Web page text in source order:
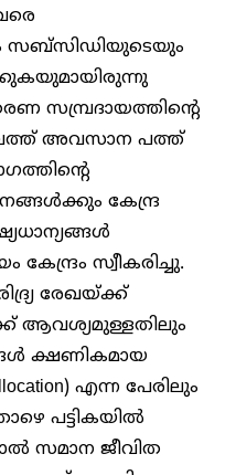
സബ്സിഡിയുടെയും
സമ്പ്രദായത്തിന്റെ
കാലത്ത് അവസാന പത്ത്
കേന്ദ്ര
സ്വീകരിച്ചു.
രേഖയ്ക്ക്
ആവശ്യമുള്ളതിലും
ക്ഷണികമായ
എന്ന പേരിലും
പട്ടികയിൽ
സമാന ജീവിത